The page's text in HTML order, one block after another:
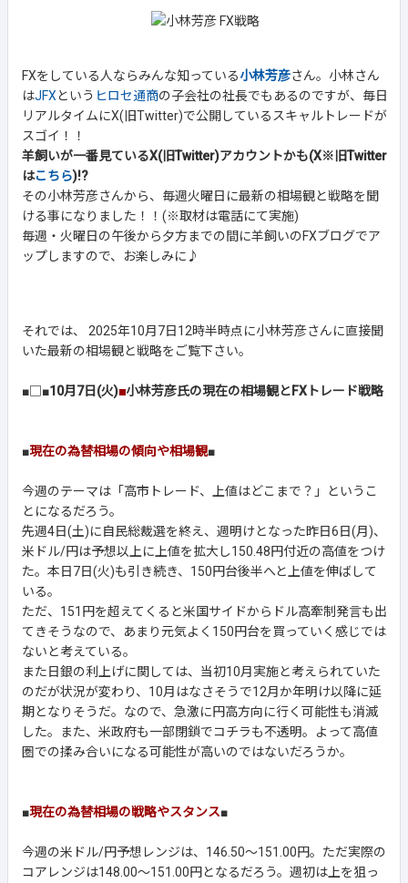
FXをしている人ならみんな知っている小林芳彦さん。小林さん
はJFXという ヒロセ通商の子会社の社長でもあるのですが、毎日
リアルタイムにX(旧Twitter)で公開しているスキャルトレードが
スゴイ！！
羊飼いが一番見ているX(旧Twitter)アカウントかも(X※旧Twitter
はこちら)!?
その小林芳彦さんから、毎週火曜日に最新の相場観と戦略を聞
ける事になりました！！(※取材は電話にて実施)
毎週・火曜日の午後から夕方までの間に羊飼いのFXブログでア
ップしますので、お楽しみに♪
それでは、 2025年10月7日12時半時点に小林芳彦さんに直接聞
いた最新の相場観と戦略をご覧下さい。
■□■10月7日(火)■小林芳彦氏の現在の相場観とFXトレード戦略
■現在の為替相場の傾向や相場観■
今週のテーマは「高市トレード、上値はどこまで？」というこ
とになるだろう。
先週4日(土)に自民総裁選を終え、週明けとなった昨日6日(月)、
米ドル/円は予想以上に上値を拡大し150.48円付近の高値をつけ
た。本日7日(火)も引き続き、150円台後半へと上値を伸ばして
いる。
ただ、151円を超えてくると米国サイドからドル高牽制発言も出
てきそうなので、あまり元気よく150円台を買っていく感じでは
ないと考えている。
また日銀の利上げに関しては、当初10月実施と考えられていた
のだが状況が変わり、10月はなさそうで12月か年明け以降に延
期となりそうだ。なので、急激に円高方向に行く可能性も消滅
した。また、米政府も一部閉鎖でコチラも不透明。よって高値
圏での揉み合いになる可能性が高いのではないだろうか。
■現在の為替相場の戦略やスタンス■
今週の米ドル/円予想レンジは、146.50～151.00円。ただ実際の
コアレンジは148.00～151.00円となるだろう。週初は上を狙っ